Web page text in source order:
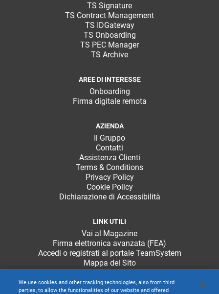
TS Signature
TS Contract Management
TS IDGateway
TS Onboarding
TS PEC Manager
TS Archive
AREE DI INTERESSE
Onboarding
Firma digitale remota
AZIENDA
Il Gruppo
Contatti
Assistenza Clienti
Terms & Conditions
Privacy Policy
Cookie Policy
Dichiarazione di Accessibilità
LINK UTILI
Vai al Magazine
Firma elettronica avanzata (FEA)
Accedi o registrati al portale TeamSystem
Mappa del Sito
We use cookies and other tracking technologies, also from third
parties, to allow the functionalities of our website and offered